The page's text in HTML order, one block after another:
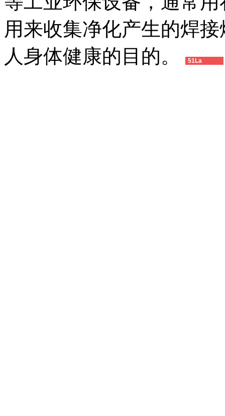
用来收集净化产生的焊
人身体健康的目的。
51La